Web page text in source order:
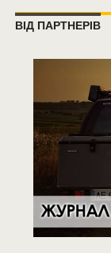
ВІД ПАРТНЕРІВ